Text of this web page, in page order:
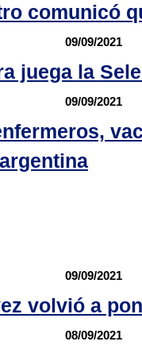
comunicó
09/09/2021
juega la
09/09/2021
09/09/2021
volvió a
08/09/2021